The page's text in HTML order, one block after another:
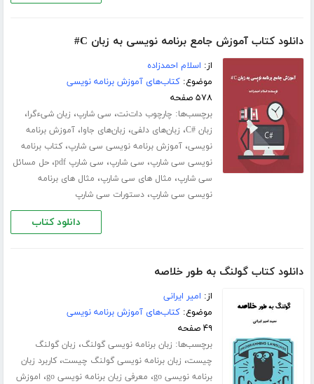
دانلود کتاب آموزش جامع برنامه نویسی به زبان C#
از: اسلام احمدزاده
موضوع:کتاب‌های آموزش برنامه نویسی
۵۷۸ صفحه
برچسب‌ها: چارچوب دات‌نت، سی شارپ، زبان شیءگرا،
زبان #C ، زبان‌های دلفی، زبان‌های جاوا،آموزش برنامه
نویسی،آموزش برنامه نویسی سی شارپ،کتاب برنامه
نویسی سی شارپ، سی شارپ، سی شارپ pdf ،حل مسائل
سی شارپ، مثال های سی شارپ، مثال های برنامه
نویسی سی شارپ،دستورات سی شارپ
دانلود کتاب
دانلود کتاب گولنگ به طور خلاصه
از: امیر ایرانی
موضوع:کتاب‌های آموزش برنامه نویسی
۴۹ صفحه
برچسب‌ها: زبان برنامه نویسی گولنگ، زبان گولنگ
چیست، زبان برنامه نویسی گولنگ چیست،کاربرد زبان
برنامه نویسی go
، معرفی زبان برنامه نویسی go ، اموزش